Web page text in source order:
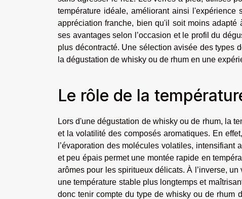
température idéale, améliorant ainsi
appréciation franche, bien qu'il soit moins
ses avantages selon l’occasion et le profil du
plus décontracté. Une sélection avisée des types
la dégustation de whisky ou de rhum en une
Le rôle de la
Lors d'une dégustation de whisky ou de rhum, la
et la volatilité des composés aromatiques. En
l’évaporation des molécules volatiles,
et peu épais permet une montée rapide en
arômes pour les spiritueux délicats. À l’inverse,
une température stable plus longtemps et
donc tenir compte du type de whisky ou de rhum